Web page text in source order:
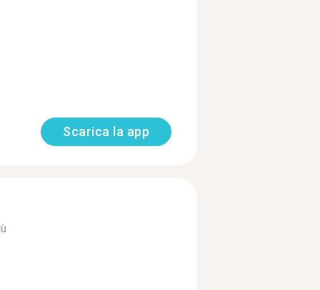
Scarica la app